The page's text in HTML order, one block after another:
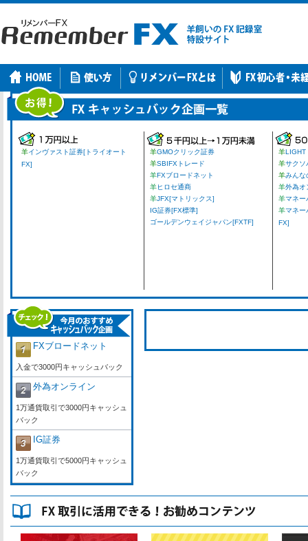
羊インヴァスト証券[トライオート
FX]
羊GMOクリック証券
羊SBIFXトレード
羊FXブロードネット
羊ヒロセ通商
羊JFX[マトリックス]
IG証券[FX標準]
ゴールデンウェイジャパン[FXTF]
羊LIGHT
羊サクソ
羊みんな
羊外為オ
羊マネー
羊マネー
FX]
FXブロードネット
入金で3000円キャッシュバック
外為オンライン
1万通貨取引で3000円キャッシュ
バック
IG証券
1万通貨取引で5000円キャッシュ
バック